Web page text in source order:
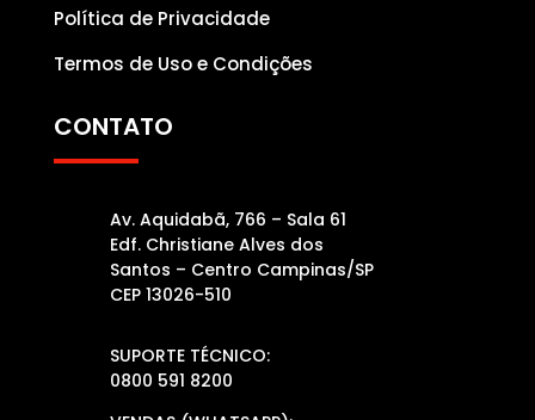
Política de Privacidade
Termos de Uso e Condições
CONTATO
Av. Aquidabã, 766 – Sala 61
Edf. Christiane Alves dos
Santos – Centro Campinas/SP
CEP 13026-510
SUPORTE TÉCNICO:
0800 591 8200